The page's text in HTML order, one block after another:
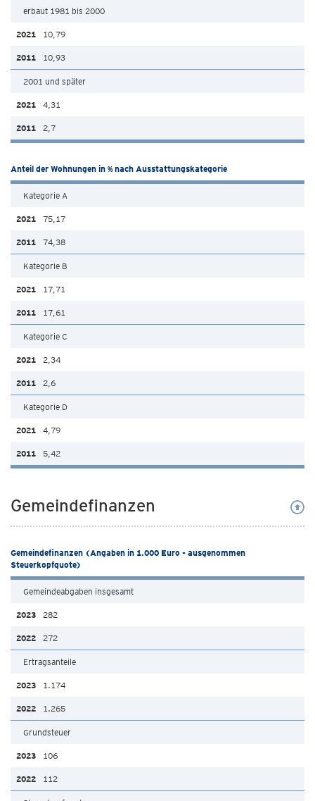
erbaut 1981 bis 2000
10,79
10,93
2001 und später
4,31
2,7
Anteil der Wohnungen in % nach Ausstattungskategorie
Kategorie A
75,17
74,38
Kategorie B
17,71
17,61
Kategorie C
2,34
2,6
Kategorie D
4,79
5,42
Gemeindefinanzen
Gemeindefinanzen (Angaben in 1.000 Euro - ausgenommen
Steuerkopfquote)
Gemeindeabgaben insgesamt
282
272
Ertragsanteile
1.174
1.265
Grundsteuer
106
112